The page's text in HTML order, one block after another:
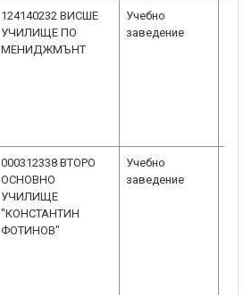
124140232 ВИСШЕ
УЧИЛИЩЕ ПО
МЕНИДЖМЪНТ
Учебно
заведение
000312338 ВТОРО
ОСНОВНО
УЧИЛИЩЕ
"КОНСТАНТИН
ФОТИНОВ"
Учебно
заведение